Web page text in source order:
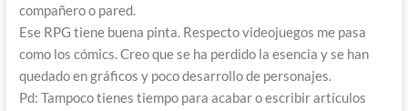
compañero o pared.
Ese RPG tiene buena pinta. Respecto videojuegos me pasa
como los cómics. Creo que se ha perdido la esencia y se han
quedado en gráficos y poco desarrollo de personajes.
Pd: Tampoco tienes tiempo para acabar o escribir artículos